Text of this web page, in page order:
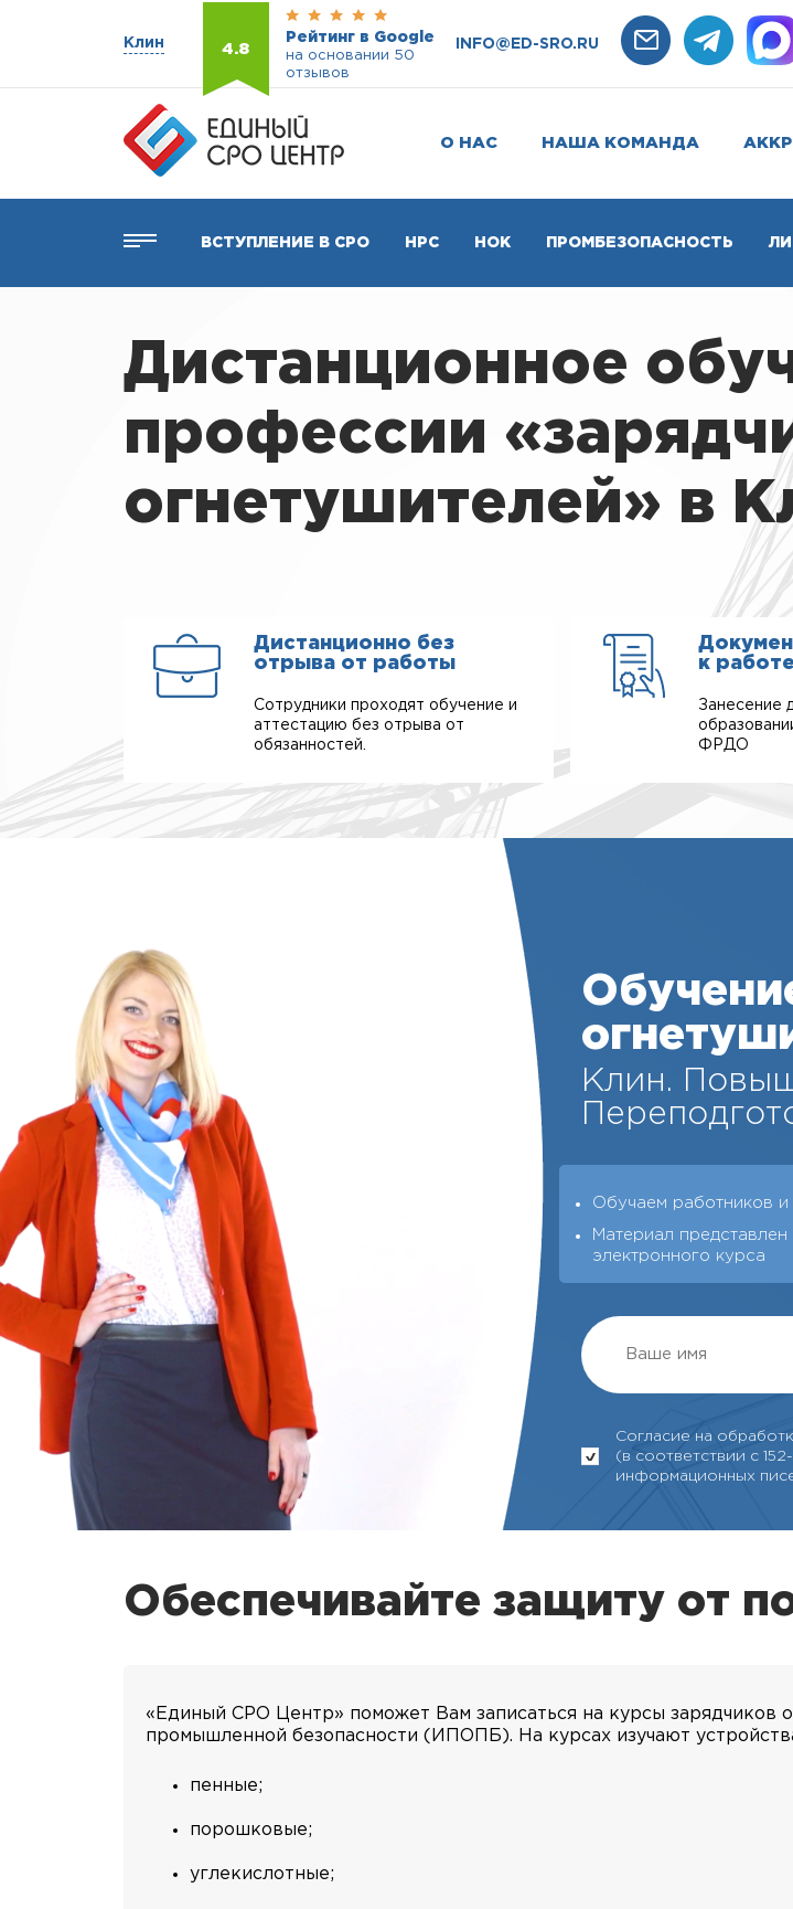
Клин 4.8
Рейтинг в Google
на основании 50
отзывов
INFO@ED-SRO.RU
О НАС НАША КОМАНДА
ВСТУПЛЕНИЕ В СРО НРС НОК ПРОМБЕЗОПАСНОСТЬ
Дистанционное
профессии
огнетушителей» в
Дистанционно без
отрыва от работы
Сотрудники проходят обучение и
аттестацию без отрыва от
обязанностей.
к работе
Занесение
ФРДО
Клин.
Обучаем работников и
Материал представлен
электронного курса
Согласие на
(в соответствии с
информационных
Обеспечивайте защиту от
«Единый СРО Центр» поможет Вам записаться на курсы зарядчиков
промышленной безопасности (ИПОПБ). На курсах изучают
пенные;
порошковые;
углекислотные;